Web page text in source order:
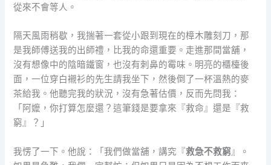
從來不會等人。
隔天風雨稍歇，我揣著一套從小跟到現在的樟木雕刻刀，那
是我師傅送我的出師禮，比我的命還重要。走進那間當舖，
沒有想像中的陰暗鐵窗，也沒有刺鼻的霉味。明亮的櫃檯後
面，一位穿白襯衫的先生請我坐下，然後倒了一杯溫熱的麥
茶給我。他聽完我的狀況，沒有急著估價，反而先問我：
「阿嬤，你打算怎麼還？這筆錢是要拿來『救命』還是『救
窮』？」
我愣了一下。他說：「我們做當舖，講究『救急不救窮 』。